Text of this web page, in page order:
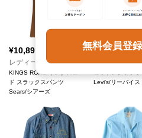
¥10,890
レディースL(W29)
KINGS ROAD キングスロー
ド スラックスパンツ
Sears/シアーズ
¥14,190(税込)
レディースS
Levi's/リーバイス
無料会員登